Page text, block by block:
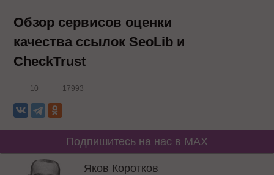
Обзор сервисов оценки
качества ссылок SeoLib и
CheckTrust
10 17993
Подпишитесь на нас в MAX
Яков Коротков